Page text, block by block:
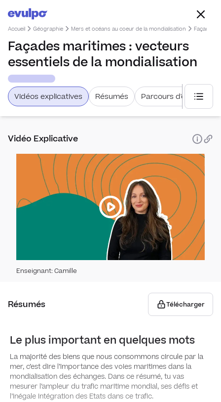
Accueil Géographie Mers et océans au coeur de la mondialisation Façades
Façades maritimes : vecteurs
essentiels de la mondialisation
Vidéos explicatives Résumés Parcours d'étude
La
et
Des
New
des
Vidéo Explicative
Enseignant:Camille
Résumés Télécharger
Le plus important en quelques mots
La majorité des biens que nous consommons circule par la
mer, c’est dire l’importance des voies maritimes dans la
mondialisation des échanges. Dans ce résumé, tu vas
mesurer l’ampleur du trafic maritime mondial, ses défis et
l’inégale intégration des Etats dans ce trafic.